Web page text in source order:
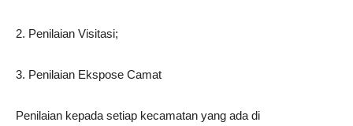
2. Penilaian Visitasi;
3. Penilaian Ekspose Camat
Penilaian kepada setiap kecamatan yang ada di